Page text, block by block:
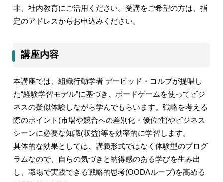
非、社内教育にご活用ください。受講をご希望の方は、指
定のアドレスからお申込みください。
講座内容
本講座では、組織行動学者 デービッド・コルブが提唱し
た“経験学習モデル”に基づき、ボードゲームを使ってビジ
ネスの疑似体験しながら学んでもらいます。戦略を考える
際のポイント (市場や競合への差別化・優位性)やビジネス
シーンに必要な知識(収益)等を効率的に学習します。
具体的な効果としては、講義形式ではなく体験型のプログ
ラムなので、自らの気づきと納得感のある学びを生み出
し、職場で実践できる戦略的思考(OODAループ)を高める